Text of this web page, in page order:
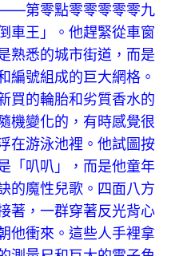
第零點零零零零零九
車王」。他趕緊從車窗
熟悉的城市街道，而是
編號組成的巨大網格。
買的輪胎和劣質香水的
機變化的，有時感覺很
在游泳池裡。他試圖按
「叭叭」，而是他童年
的魔性兒歌。四面八方
著，一群穿著反光背心
他衝來。這些人手裡拿